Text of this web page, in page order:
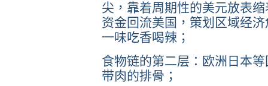
尖，靠着周期性的美元放表
资金回流美国，策划区域经
一味吃香喝辣；
食物链的第二层：欧洲日本
带肉的排骨；